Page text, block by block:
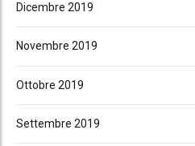
Dicembre 2019
Novembre 2019
Ottobre 2019
Settembre 2019